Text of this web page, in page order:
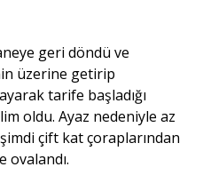
geri döndü ve
üzerine getirip
tarife başladığı
oldu. Ayaz nedeniyle az
çift kat çoraplarından
ovalandı.